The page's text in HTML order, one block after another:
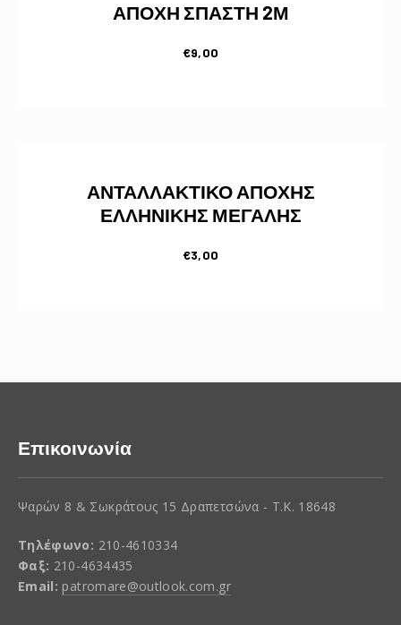
ΑΠΟΧΗ ΣΠΑΣΤΗ 2Μ
€9,00
ΑΝΤΑΛΛΑΚΤΙΚΟ ΑΠΟΧΗΣ
ΕΛΛΗΝΙΚΗΣ ΜΕΓΑΛΗΣ
€3,00
Επικοινωνία
Ψαρών 8 & Σωκράτους 15 Δραπετσώνα - Τ.Κ. 18648
Τηλέφωνο: 210-4610334
Φαξ: 210-4634435
Email: patromare@outlook.com.gr